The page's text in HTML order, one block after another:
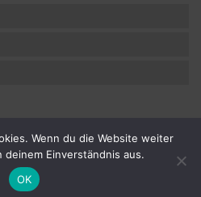
Wenn du die Website weiter
Einverständnis aus.
OK